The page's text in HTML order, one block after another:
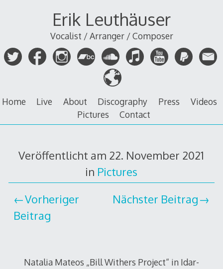
Erik Leuthäuser
Vocalist / Arranger / Composer
Home Live About Discography Press
Videos
Pictures
Contact
Veröffentlicht am 22. November 2021
in Pictures
Vorheriger
Beitrag
Nächster Beitrag
Natalia Mateos „Bill Withers Project“ in Idar-